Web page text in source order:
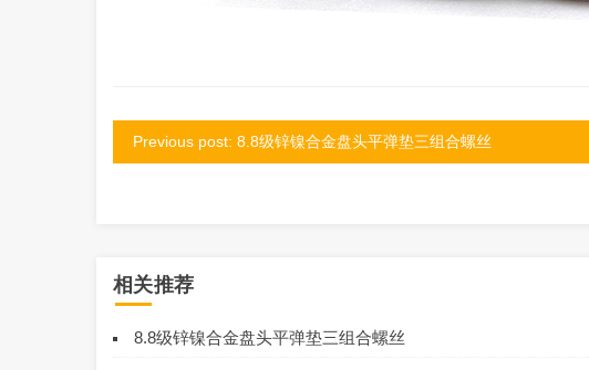
Previous post: 8.8级锌镍合金盘头平弹垫三组合螺丝
相关推荐
8.8级锌镍合金盘头平弹垫三组合螺丝